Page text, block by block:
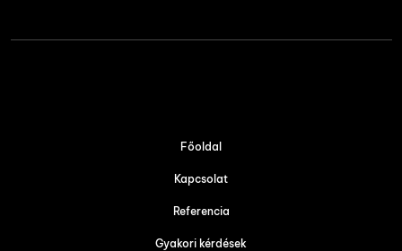
Főoldal
Kapcsolat
Referencia
Gyakori kérdések